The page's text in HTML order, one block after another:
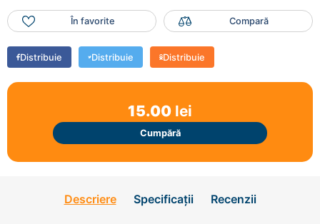
În favorite Compară
Distribuie Distribuie Distribuie
15.00 lei
Cumpără
Descriere Specificații Recenzii